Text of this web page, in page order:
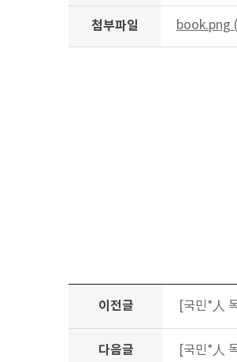
첨부파일 book.png
이전글 [국민*人
다음글 [국민*人